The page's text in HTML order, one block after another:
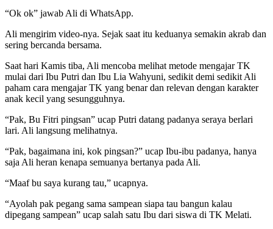
“Ok ok” jawab Ali di WhatsApp.
Ali mengirim video-nya. Sejak saat itu keduanya semakin akrab dan
sering bercanda bersama.
Saat hari Kamis tiba, Ali mencoba melihat metode mengajar TK
mulai dari Ibu Putri dan Ibu Lia Wahyuni, sedikit demi sedikit Ali
paham cara mengajar TK yang benar dan relevan dengan karakter
anak kecil yang sesungguhnya.
“Pak, Bu Fitri pingsan” ucap Putri datang padanya seraya berlari
lari. Ali langsung melihatnya.
“Pak, bagaimana ini, kok pingsan?” ucap Ibu-ibu padanya, hanya
saja Ali heran kenapa semuanya bertanya pada Ali.
“Maaf bu saya kurang tau,” ucapnya.
“Ayolah pak pegang sama sampean siapa tau bangun kalau
dipegang sampean” ucap salah satu Ibu dari siswa di TK Melati.